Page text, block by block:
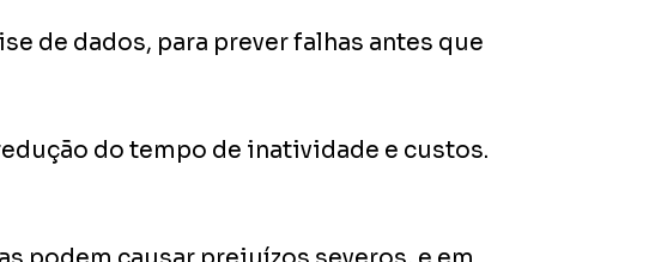
de dados, para prever falhas antes que
do tempo de inatividade e custos.